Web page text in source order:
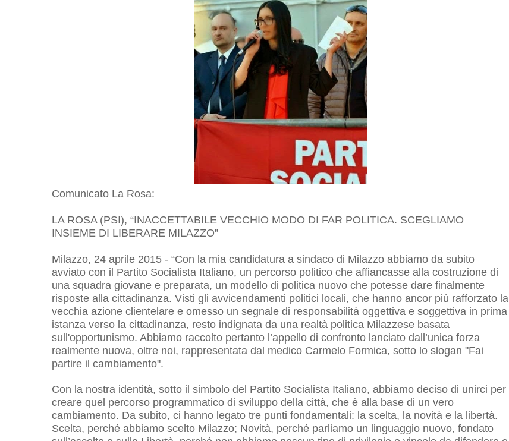
Comunicato La Rosa:
LA ROSA (PSI), “INACCETTABILE VECCHIO MODO DI FAR POLITICA. SCEGLIAMO
INSIEME DI LIBERARE MILAZZO”
Milazzo, 24 aprile 2015 - “Con la mia candidatura a sindaco di Milazzo abbiamo da subito
avviato con il Partito Socialista Italiano, un percorso politico che affiancasse alla costruzione di
una squadra giovane e preparata, un modello di politica nuovo che potesse dare finalmente
risposte alla cittadinanza. Visti gli avvicendamenti politici locali, che hanno ancor più rafforzato la
vecchia azione clientelare e omesso un segnale di responsabilità oggettiva e soggettiva in prima
istanza verso la cittadinanza, resto indignata da una realtà politica Milazzese basata
sull'opportunismo. Abbiamo raccolto pertanto l’appello di confronto lanciato dall’unica forza
realmente nuova, oltre noi, rappresentata dal medico Carmelo Formica, sotto lo slogan "Fai
partire il cambiamento".
Con la nostra identità, sotto il simbolo del Partito Socialista Italiano, abbiamo deciso di unirci per
creare quel percorso programmatico di sviluppo della città, che è alla base di un vero
cambiamento. Da subito, ci hanno legato tre punti fondamentali: la scelta, la novità e la libertà.
Scelta, perché abbiamo scelto Milazzo; Novità, perché parliamo un linguaggio nuovo, fondato